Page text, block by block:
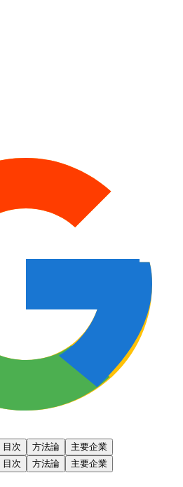
目次 方法論
主要企業
目次 方法論
主要企業